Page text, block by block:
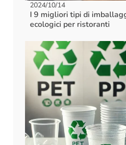
2024/10/14
I 9 migliori tipi di
ecologici per ristoranti